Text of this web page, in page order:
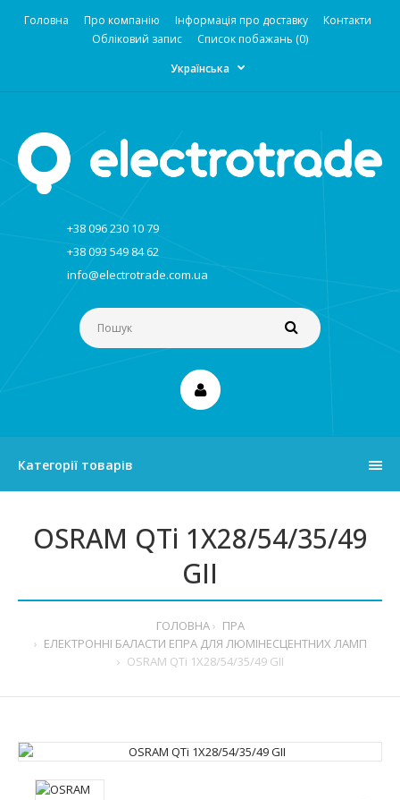
Головна Про компанію Інформація про доставку
Контакти
Обліковий запис
Список побажань (0)
Українська
+38 096 230 10 79
+38 093 549 84 62
info@electrotrade.com.ua
Категорії товарів
OSRAM QTi 1X28/54/35/49
GII
ГОЛОВНА
ПРА
ЕЛЕКТРОННІ БАЛАСТИ ЕПРА ДЛЯ ЛЮМІНЕСЦЕНТНИХ ЛАМП
OSRAM QTi 1X28/54/35/49 GII